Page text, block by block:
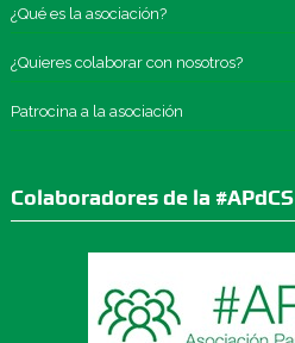
¿Qué es la asociación?
¿Quieres colaborar con nosotros?
Patrocina a la asociación
Colaboradores de la #APdCS